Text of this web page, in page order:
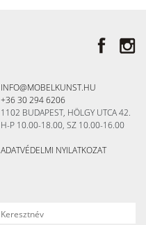
INFO@MOBELKUNST.HU
+36 30 294 6206
1102 BUDAPEST, HÖLGY UTCA 42.
H-P 10.00-18.00, SZ 10.00-16.00
ADATVÉDELMI NYILATKOZAT